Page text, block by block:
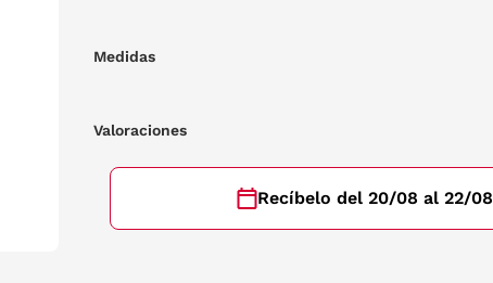
Medidas
Valoraciones
Recíbelo del 20/08 al 22/08